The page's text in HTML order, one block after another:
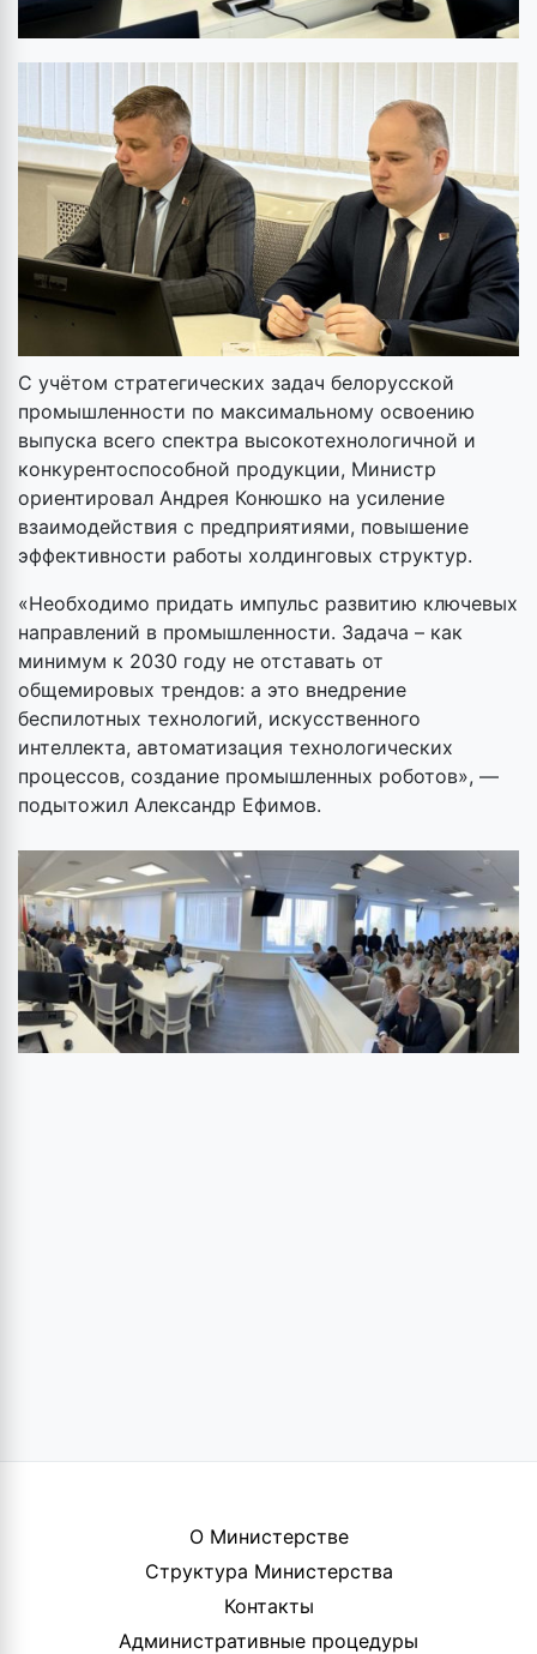
С учётом стратегических задач белорусской
промышленности по максимальному освоению
выпуска всего спектра высокотехнологичной и
конкурентоспособной продукции, Министр
ориентировал Андрея Конюшко на усиление
взаимодействия с предприятиями, повышение
эффективности работы холдинговых структур.
«Необходимо придать импульс развитию ключевых
направлений в промышленности. Задача – как
минимум к 2030 году не отставать от
общемировых трендов: а это внедрение
беспилотных технологий, искусственного
интеллекта, автоматизация технологических
процессов, создание промышленных роботов», —
подытожил Александр Ефимов.
О Министерстве
Структура Министерства
Контакты
Административные процедуры